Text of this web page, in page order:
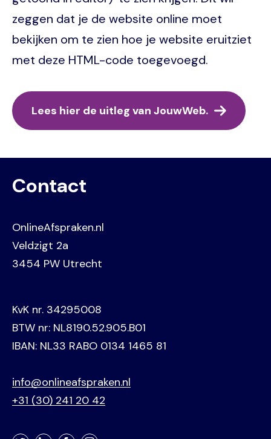
zeggen dat je de website online moet
bekijken om te zien hoe je website eruitziet
met deze HTML-code toegevoegd.
Lees hier de uitleg van JouwWeb.
Contact
OnlineAfspraken.nl
Veldzigt 2a
3454 PW Utrecht
KvK nr. 34295008
BTW nr: NL8190.52.905.B01
IBAN: NL33 RABO 0134 1465 81
info@onlineafspraken.nl
+31 (30) 241 20 42